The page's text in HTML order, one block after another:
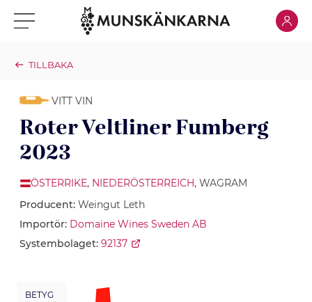
Klicka för meny Klicka
TILLBAKA
VITT VIN
Roter Veltliner Fumberg
2023
ÖSTERRIKE, NIEDERÖSTERREICH, WAGRAM
Producent: Weingut Leth
Importör: Domaine Wines Sweden AB
Systembolaget: 92137
BETYG